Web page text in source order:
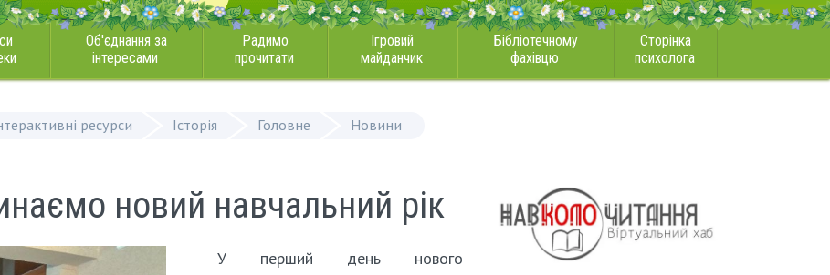
Об'єднання за
інтересами
Радимо
прочитати
Ігровий
майданчик
Бібліотечному
фахівцю
Сторінка
психолога
ресурси Історія Головне Новини
новий навчальний рік
У перший день нового